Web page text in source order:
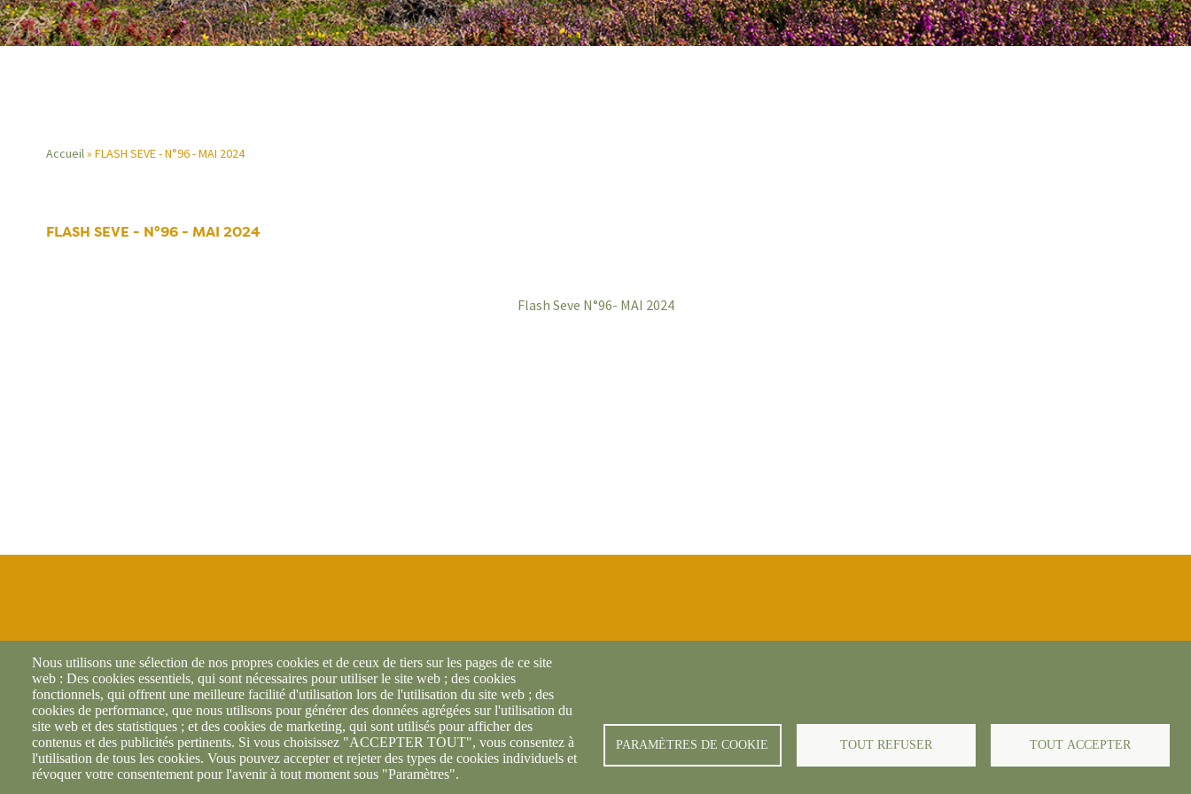
d'Ariane
Accueil FLASH SEVE - N°96 - MAI 2024
FLASH SEVE - N°96 - MAI 2024
Flash Seve N°96- MAI 2024
© FREDON 2019 -Mentions légales
Nous utilisons une sélection de nos propres cookies et de ceux de tiers sur les pages de ce site
web : Des cookies essentiels, qui sont nécessaires pour utiliser le site web ; des cookies
fonctionnels, qui offrent une meilleure facilité d'utilisation lors de l'utilisation du site web ; des
cookies de performance, que nous utilisons pour générer des données agrégées sur l'utilisation du
site web et des statistiques ; et des cookies de marketing, qui sont utilisés pour afficher des
contenus et des publicités pertinents. Si vous choisissez "ACCEPTER TOUT", vous consentez à
l'utilisation de tous les cookies. Vous pouvez accepter et rejeter des types de cookies individuels et
révoquer votre consentement pour l'avenir à tout moment sous "Paramètres".
PARAMÈTRES DE COOKIE TOUT REFUSER TOUT ACCEPTER